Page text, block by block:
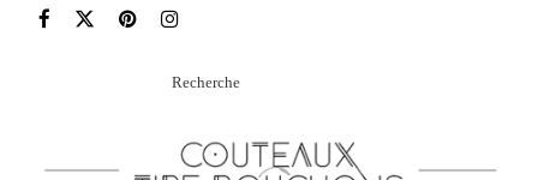
Rechercher